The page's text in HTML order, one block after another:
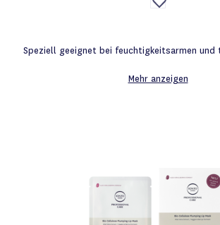
die
Speziell geeignet bei feuchtigkeitsarmen und
Mehr anzeigen